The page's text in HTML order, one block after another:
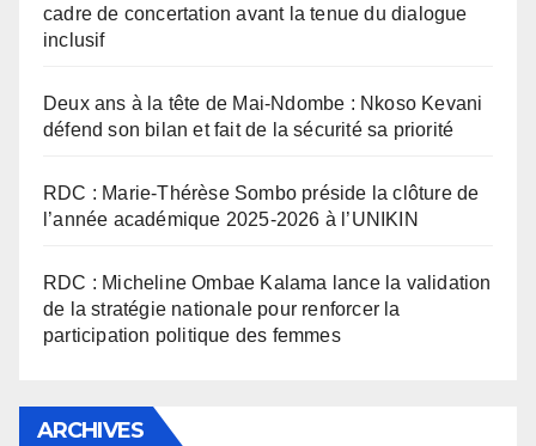
cadre de concertation avant la tenue du dialogue
inclusif
Deux ans à la tête de Mai-Ndombe : Nkoso Kevani
défend son bilan et fait de la sécurité sa priorité
RDC : Marie-Thérèse Sombo préside la clôture de
l’année académique 2025-2026 à l’UNIKIN
RDC : Micheline Ombae Kalama lance la validation
de la stratégie nationale pour renforcer la
participation politique des femmes
ARCHIVES